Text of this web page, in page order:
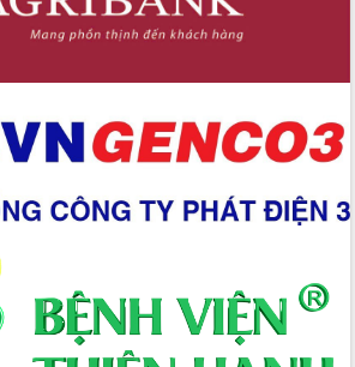
tiến
số tại Đắk
tác
tử
công
sản
triển khai
chức
Ngày
Việt Nam